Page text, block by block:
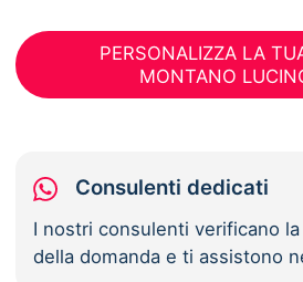
PERSONALIZZA LA
MONTANO
Consulenti dedicati
I nostri consulenti verificano
della domanda e ti assistono